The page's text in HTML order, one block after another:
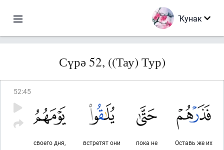
Ҡунак
Сүрә 52, ((Тау) Тур)
52:45
Оставь же их
пока не
встретят они
своего дня,